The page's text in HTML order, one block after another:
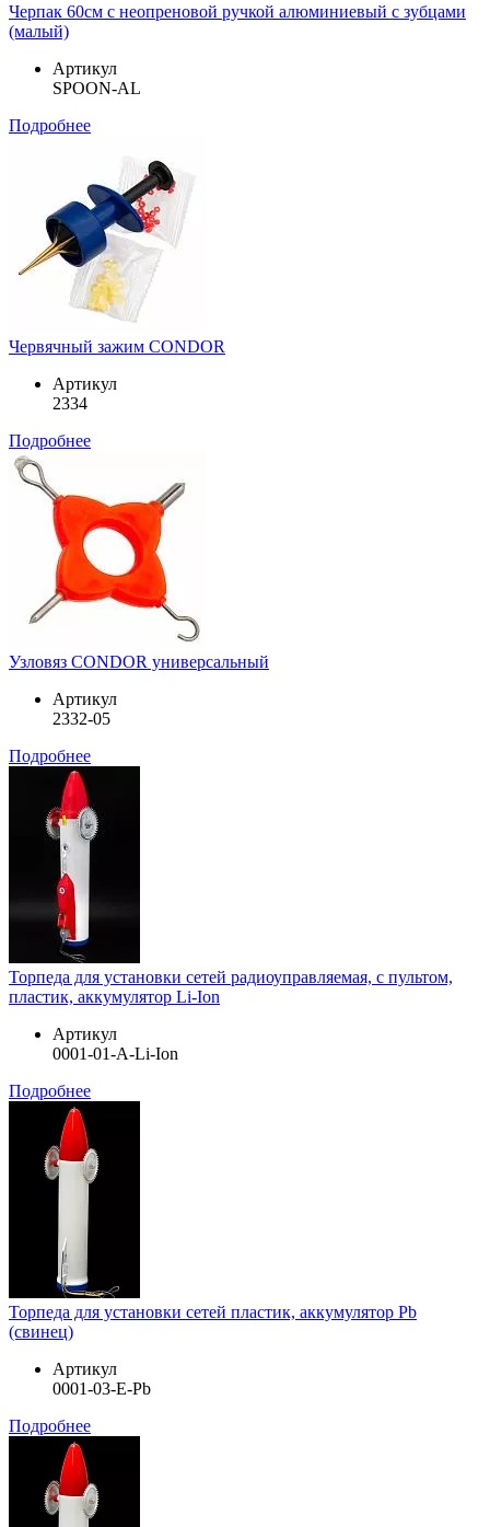
Черпак 60см с неопреновой ручкой алюминиевый с зубцами
(малый)
Артикул
SPOON-AL
Подробнее
Червячный зажим CONDOR
Артикул
2334
Подробнее
Узловяз CONDOR универсальный
Артикул
2332-05
Подробнее
Торпеда для установки сетей радиоуправляемая, с пультом,
пластик, аккумулятор Li-Ion
Артикул
0001-01-A-Li-Ion
Подробнее
Торпеда для установки сетей пластик, аккумулятор Pb
(свинец)
Артикул
0001-03-E-Pb
Подробнее